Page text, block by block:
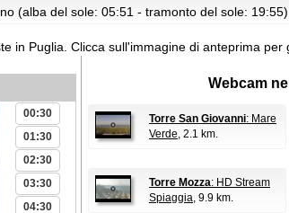
(alba del sole: 05:51 - tramonto del sole: 19:55)
in Puglia. Clicca sull'immagine di anteprima per
00:30
01:30
02:30
03:30
04:30
Webcam
Torre San Giovanni: Mare
Verde, 2.1 km.
Torre Mozza: HD Stream
Spiaggia, 9.9 km.